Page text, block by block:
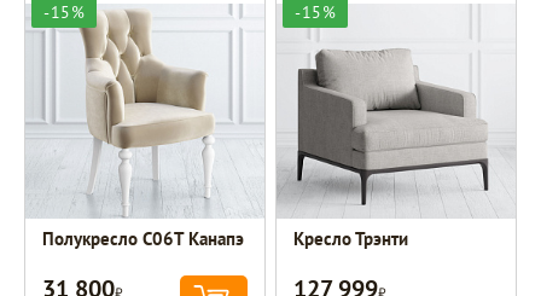
-15%
Полукресло C06T Канапэ
31 800Р
-15%
Кресло Трэнти
127 999Р